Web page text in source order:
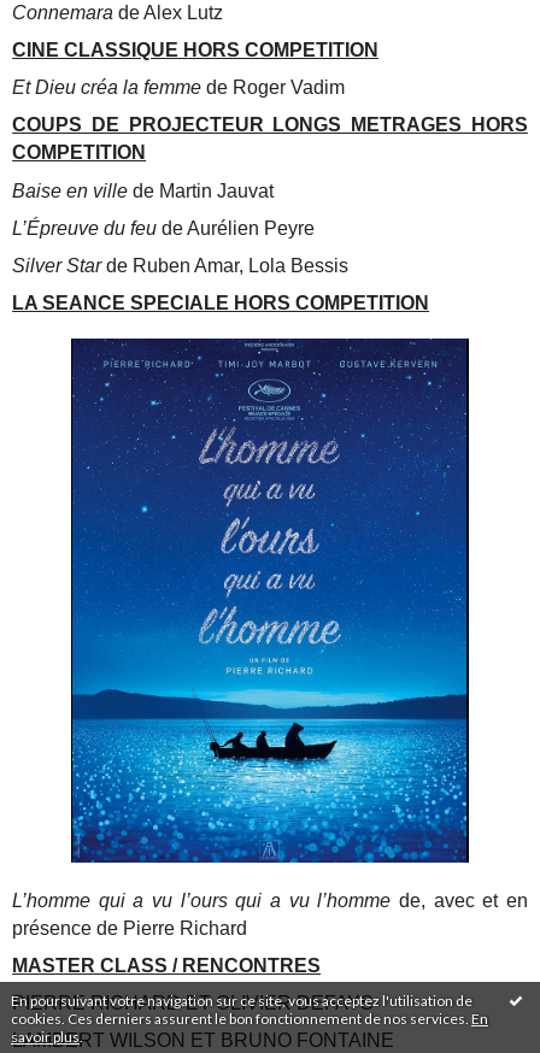
En poursuivant votre navigation sur ce site, vous acceptez l'utilisation de
cookies. Ces derniers assurent le bon fonctionnement de nos services. En
savoir plus.
Connemara de Alex Lutz
CINE CLASSIQUE HORS COMPETITION
Et Dieu créa la femmede Roger Vadim
COUPS DE PROJECTEUR LONGS METRAGES HORS
COMPETITION
Baise en ville de Martin Jauvat
L’Épreuve du feude Aurélien Peyre
Silver Starde Ruben Amar, Lola Bessis
LA SEANCE SPECIALE HORS COMPETITION
L’homme qui a vu l’ours qui a vu l’homme de, avec et en
présence de Pierre Richard
MASTER CLASS / RENCONTRES
PIERRE RICHARD ET OLIVIER DEFAYS
LAMBERT WILSON ET BRUNO FONTAINE